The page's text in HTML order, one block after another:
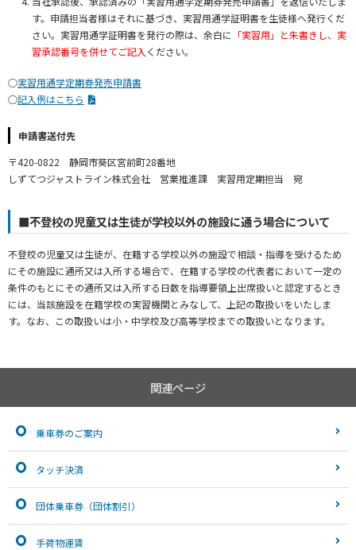
す。申請担当者様はそれに基づき、実習用通学証明書を生徒様へ発行くだ
さい。実習用通学証明書を発行の際は、余白に 「実習用」と朱書きし、実
習承認番号を併せてご記入 ください。
○実習用通学定期券発売申請書
○記入例はこちら
申請書送付先
〒420-0822 静岡市葵区宮前町28番地
しずてつジャストライン株式会社 営業推進課 実習用定期担当 宛
■不登校の児童又は生徒が学校以外の施設に通う場合について
不登校の児童又は生徒が、在籍する学校以外の施設で相談・指導を受けるため
にその施設に通所又は入所する場合で、在籍する学校の代表者において一定の
条件のもとにその通所又は入所する日数を指導要領上出席扱いと認定するとき
には、当該施設を在籍学校の実習機関とみなして、上記の取扱いをいたしま
す。なお、この取扱いは小・中学校及び高等学校までの取扱いとなります。
関連ページ
乗車券のご案内
タッチ決済
団体乗車券（団体割引）
手荷物運賃